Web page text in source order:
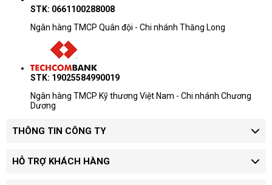
STK: 0661100288008
Ngân hàng TMCP Quân đội - Chi nhánh Thăng Long
STK: 19025584990019
Ngân hàng TMCP Kỹ thương Việt Nam - Chi nhánh Chương
Dương
THÔNG TIN CÔNG TY
HỖ TRỢ KHÁCH HÀNG